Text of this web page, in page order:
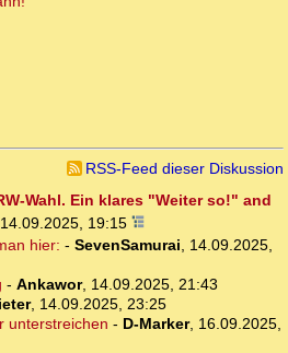
RSS-Feed dieser Diskussion
Wahl. Ein klares "Weiter so!" and
14.09.2025, 19:15
hier: - SevenSamurai, 14.09.2025,
- Ankawor, 14.09.2025, 21:43
, 14.09.2025, 23:25
unterstreichen - D-Marker, 16.09.2025,